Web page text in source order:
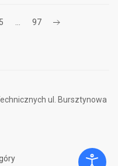
5 97
ul. Bursztynowa